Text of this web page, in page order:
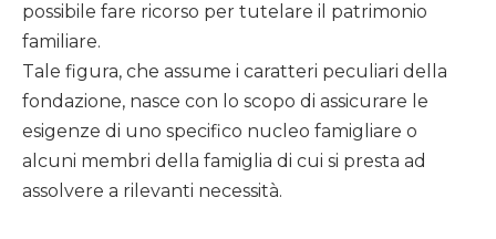
possibile fare ricorso per tutelare il patrimonio
familiare.
Tale figura, che assume i caratteri peculiari della
fondazione, nasce con lo scopo di assicurare le
esigenze di uno specifico nucleo famigliare o
alcuni membri della famiglia di cui si presta ad
assolvere a rilevanti necessità.